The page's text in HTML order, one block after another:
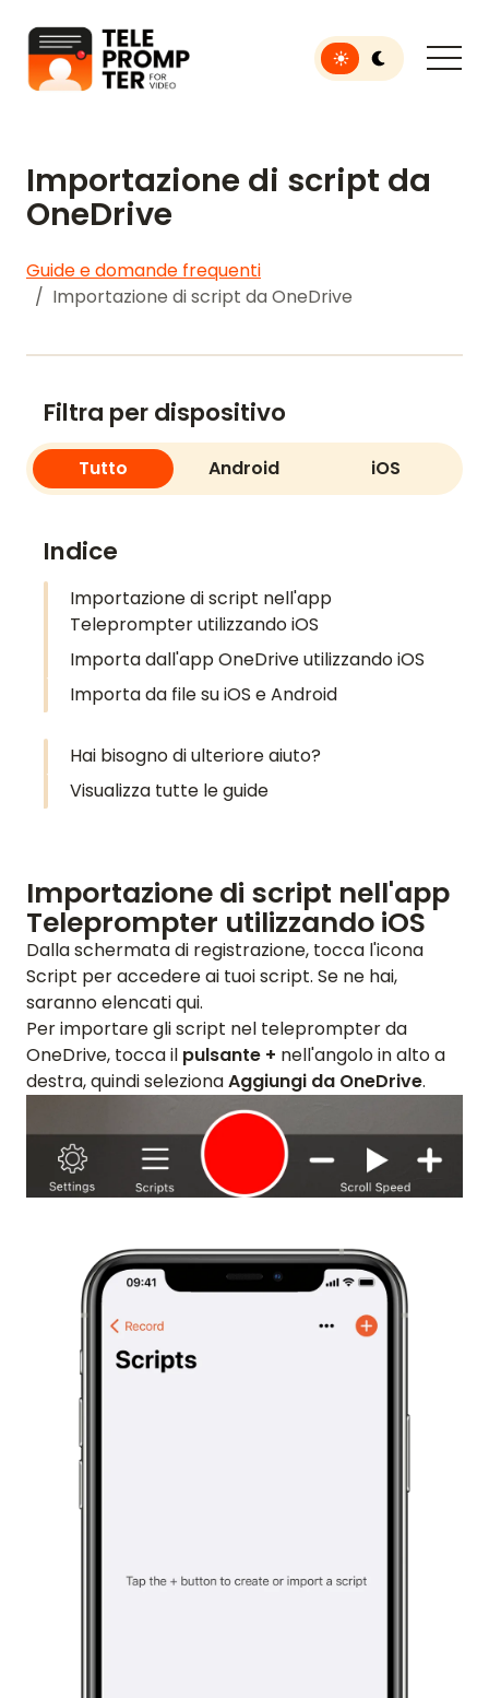
Teleprompter per video
Toggle light or dark
Importazione di script da
OneDrive
Guide e domande frequenti
Importazione di script da OneDrive
Filtra per dispositivo
Tutto Android iOS
Indice
Importazione di script nell'app
Teleprompter utilizzando iOS
Importa dall'app OneDrive utilizzando iOS
Importa da file su iOS e Android
Hai bisogno di ulteriore aiuto?
Visualizza tutte le guide
Importazione di script nell'app
Teleprompter utilizzando iOS
Dalla schermata di registrazione, tocca l'icona
Script per accedere ai tuoi script. Se ne hai,
saranno elencati qui.
Per importare gli script nel teleprompter da
OneDrive, tocca il pulsante + nell'angolo in alto a
destra, quindi selezionaAggiungi da OneDrive.